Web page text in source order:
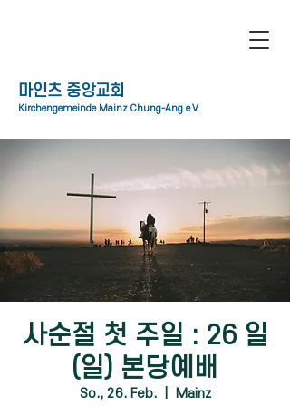
​마인츠 중앙교회
Kirchengemeinde Mainz Chung-Ang e.V.
사순절 첫 주일 : 26 일
(일) 본당예배
So., 26. Feb.
  |
Mainz